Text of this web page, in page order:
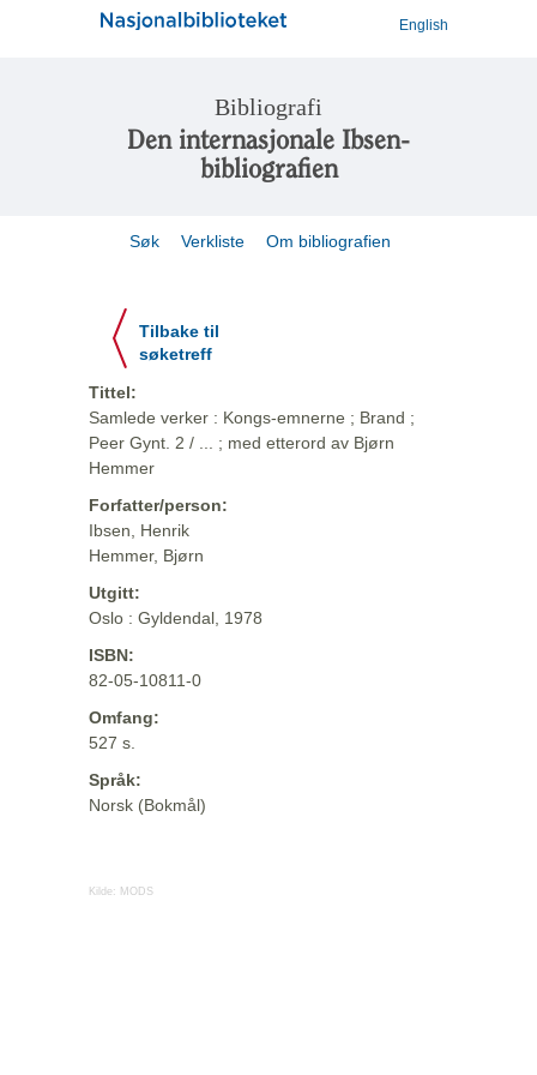
English
Bibliografi
Den internasjonale Ibsen-
bibliografien
Søk Verkliste Om bibliografien
Tilbake til
søketreff
Tittel:
Samlede verker : Kongs-emnerne ; Brand ;
Peer Gynt. 2 / ... ; med etterord av Bjørn
Hemmer
Forfatter/person:
Ibsen, Henrik
Hemmer, Bjørn
Utgitt:
Oslo : Gyldendal, 1978
ISBN:
82-05-10811-0
Omfang:
527 s.
Språk:
Norsk (Bokmål)
Kilde: MODS